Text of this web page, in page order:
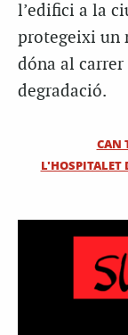
l’edifici a la
protegeixi un
dóna al
degradació.
CAN
L'HOSPITALET